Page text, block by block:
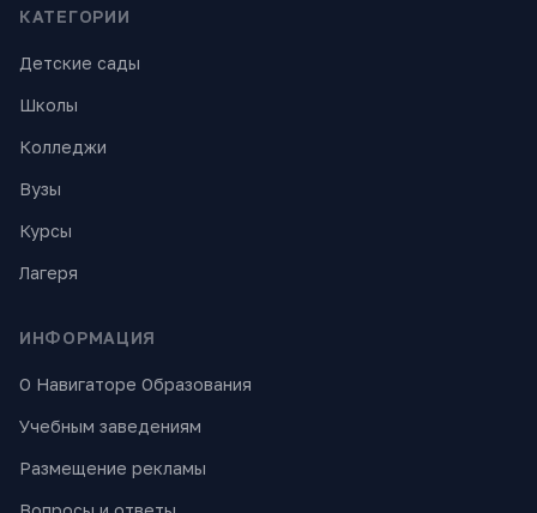
КАТЕГОРИИ
Детские сады
Школы
Колледжи
Вузы
Курсы
Лагеря
ИНФОРМАЦИЯ
О Навигаторе Образования
Учебным заведениям
Размещение рекламы